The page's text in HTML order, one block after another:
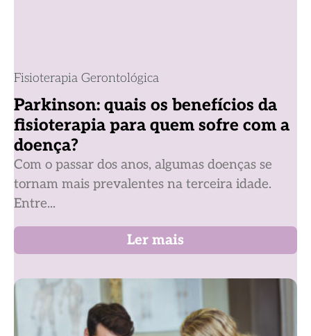
Fisioterapia Gerontológica
Parkinson: quais os benefícios da
fisioterapia para quem sofre com a
doença?
Com o passar dos anos, algumas doenças se
tornam mais prevalentes na terceira idade.
Entre...
Ler mais